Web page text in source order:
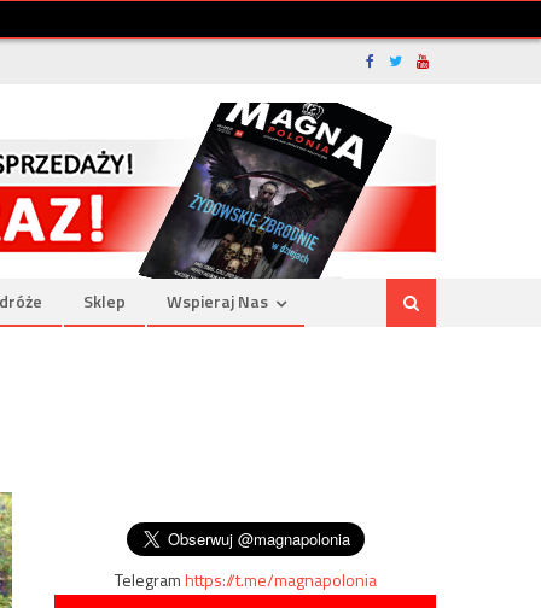
Sklep Wspieraj Nas
Telegramhttps://t.me/magnapolonia